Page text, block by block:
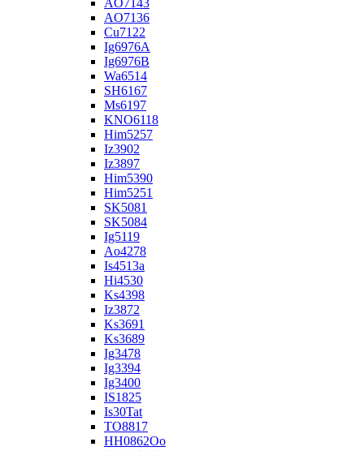
AO7136
Cu7122
Ig6976A
Ig6976B
Wa6514
SH6167
Ms6197
KNO6118
Him5257
Iz3902
Iz3897
Him5390
Him5251
SK5081
SK5084
Ig5119
Ao4278
Is4513a
Hi4530
Ks4398
Iz3872
Ks3691
Ks3689
Ig3478
Ig3394
Ig3400
IS1825
Is30Tat
TO8817
HH0862Oo